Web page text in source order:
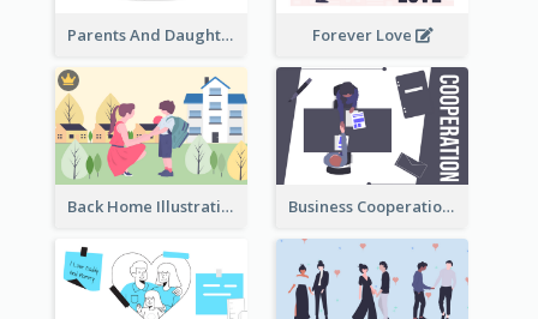
Parents And Daughter Forever Love
Back Home Illustration Business Cooperation